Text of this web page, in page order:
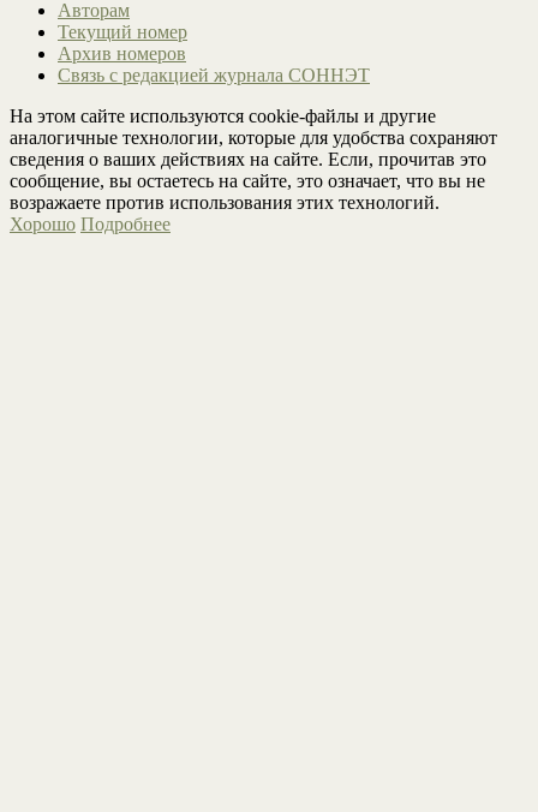
Авторам
Текущий номер
Архив номеров
Связь с редакцией журнала СОННЭТ
На этом сайте используются cookie-файлы и другие
аналогичные технологии, которые для удобства сохраняют
сведения о ваших действиях на сайте. Если, прочитав это
сообщение, вы остаетесь на сайте, это означает, что вы не
возражаете против использования этих технологий.
Хорошо Подробнее